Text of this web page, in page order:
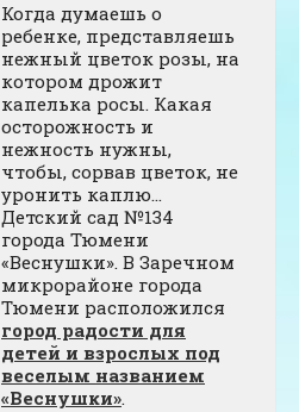
Когда думаешь о
ребенке, представляешь
нежный цветок розы, на
котором дрожит
капелька росы. Какая
осторожность и
нежность нужны,
чтобы, сорвав цветок, не
уронить каплю…
Детский сад №134
города Тюмени
«Веснушки». В Заречном
микрорайоне города
Тюмени расположился
город радости для
детей и взрослых под
веселым названием
«Веснушки».